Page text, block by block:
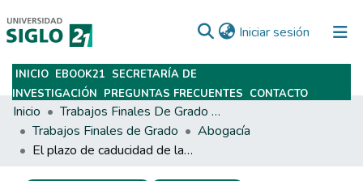
Iniciar sesión (current)
Subir
INICIO EBOOK21 SECRETARÍA DE
INVESTIGACIÓN PREGUNTAS FRECUENTES CONTACTO
Inicio
Trabajos Finales De Grado Y Posgrado
Trabajos Finales de Grado
Abogacía
El plazo de caducidad de la acción de compensación económica derivada de la ruptura de una unión convivencial a la luz de los principios de la tutela judicial efectiva, igualdad ante la ley y no discriminación